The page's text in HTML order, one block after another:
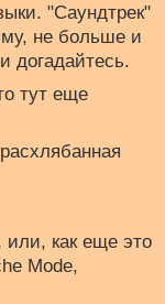
"Саундтрек"
не больше и
тут еще
или, как еще это
Mode,